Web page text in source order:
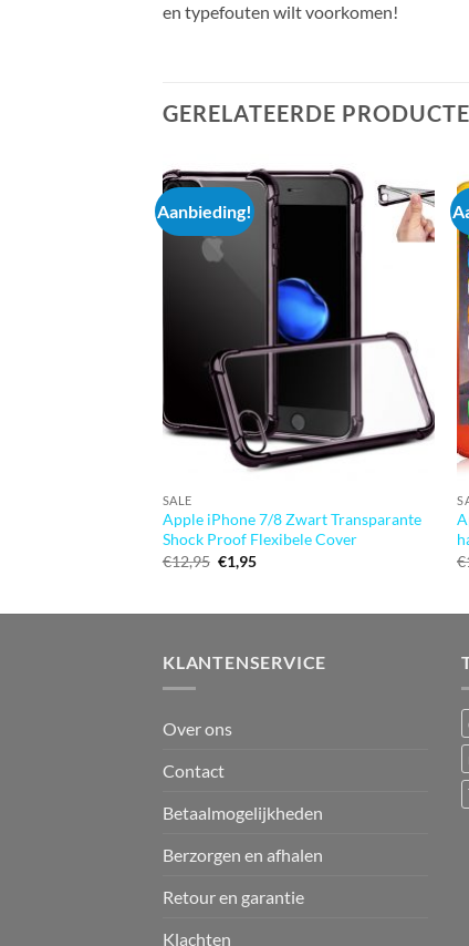
en typefouten wilt voorkomen!
GERELATEERDE
Aanbieding!
SALE
Apple iPhone 7/8 Zwart Transparante
Shock Proof Flexibele Cover
€12,95 Oorspronkelijke
prijs
€1,95Huidige
€
KLANTENSERVICE
Over ons
Contact
Betaalmogelijkheden
Berzorgen en afhalen
Retour en garantie
Klachten